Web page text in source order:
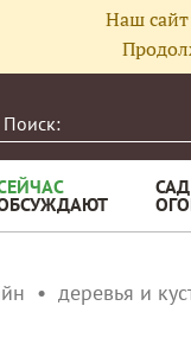
Наш сайт
деревья и